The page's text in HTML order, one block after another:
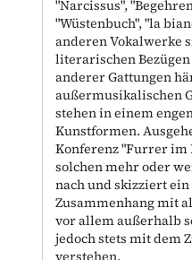
"Narcissus",
"Wüstenbuch", "la
anderen Vokalwerke
literarischen
anderer Gattungen
außermusikalischen
stehen in einem
Kunstformen.
Konferenz "Furrer im
solchen mehr oder
nach und skizziert
Zusammenhang mit
vor allem außerhalb
jedoch stets mit dem
verstehen.